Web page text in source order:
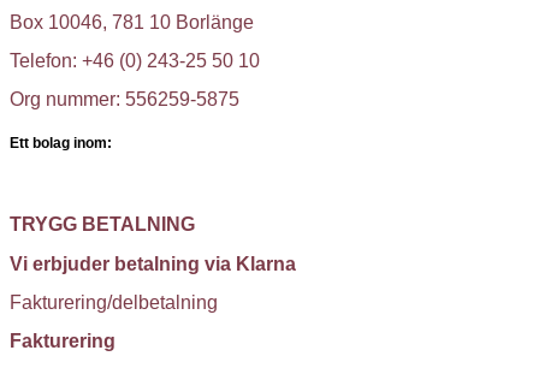
Box 10046, 781 10 Borlänge
Telefon: +46 (0) 243-25 50 10
Org nummer: 556259-5875
Ett bolag inom:
TRYGG BETALNING
Vi erbjuder betalning via Klarna
Fakturering/delbetalning
Fakturering